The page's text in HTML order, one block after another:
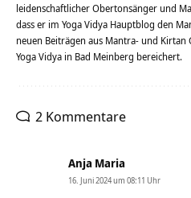
leidenschaftlicher Obertonsänger und
dass er im Yoga Vidya Hauptblog den
neuen Beiträgen aus Mantra- und Kirtan
Yoga Vidya in Bad Meinberg bereichert.
2 Kommentare
Anja Maria
16. Juni 2024 um 08:11 Uhr